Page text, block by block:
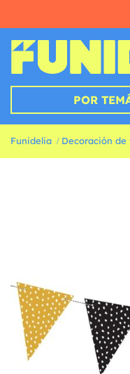
POR
Funidelia Decoración de